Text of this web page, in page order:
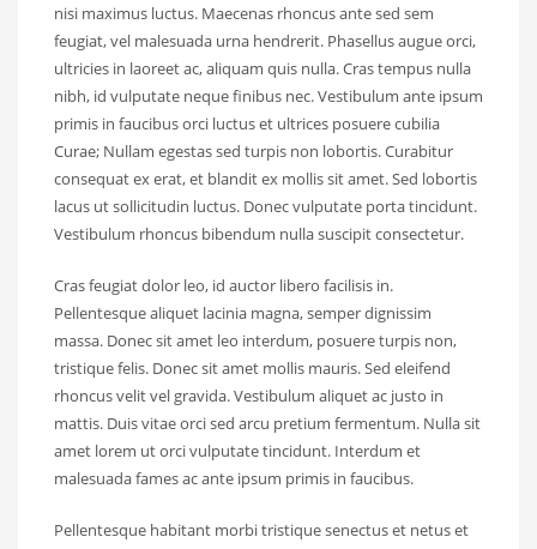
nisi maximus luctus. Maecenas rhoncus ante sed sem
feugiat, vel malesuada urna hendrerit. Phasellus augue orci,
ultricies in laoreet ac, aliquam quis nulla. Cras tempus nulla
nibh, id vulputate neque finibus nec. Vestibulum ante ipsum
primis in faucibus orci luctus et ultrices posuere cubilia
Curae; Nullam egestas sed turpis non lobortis. Curabitur
consequat ex erat, et blandit ex mollis sit amet. Sed lobortis
lacus ut sollicitudin luctus. Donec vulputate porta tincidunt.
Vestibulum rhoncus bibendum nulla suscipit consectetur.
Cras feugiat dolor leo, id auctor libero facilisis in.
Pellentesque aliquet lacinia magna, semper dignissim
massa. Donec sit amet leo interdum, posuere turpis non,
tristique felis. Donec sit amet mollis mauris. Sed eleifend
rhoncus velit vel gravida. Vestibulum aliquet ac justo in
mattis. Duis vitae orci sed arcu pretium fermentum. Nulla sit
amet lorem ut orci vulputate tincidunt. Interdum et
malesuada fames ac ante ipsum primis in faucibus.
Pellentesque habitant morbi tristique senectus et netus et